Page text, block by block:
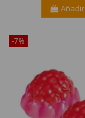
Añadir
-7%